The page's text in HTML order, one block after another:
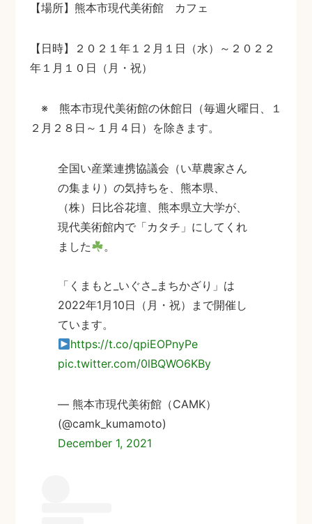
【場所】熊本市現代美術館 カフェ
【日時】２０２１年１２月１日（水）～２０２２
年１月１０日（月・祝）
※ 熊本市現代美術館の休館日（毎週火曜日、１
２月２８日～１月４日）を除きます。
全国い産業連携協議会（い草農家さん
の集まり）の気持ちを、熊本県、
（株）日比谷花壇、熊本県立大学が、
現代美術館内で「カタチ」にしてくれ
ました
。
「くまもと_いぐさ_まちかざり」は
2022年1月10日（月・祝）まで開催し
ています。
https://t.co/qpiEOPnyPe
pic.twitter.com/0lBQWO6KBy
— 熊本市現代美術館（CAMK）
(@camk_kumamoto)
December 1, 2021